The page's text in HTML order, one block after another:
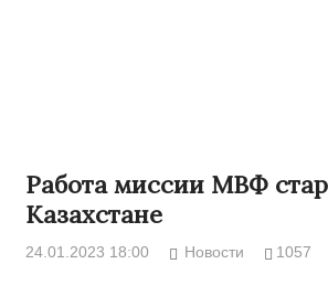
Работа миссии МВФ
Казахстане
24.01.2023 18:00 Новости 1057